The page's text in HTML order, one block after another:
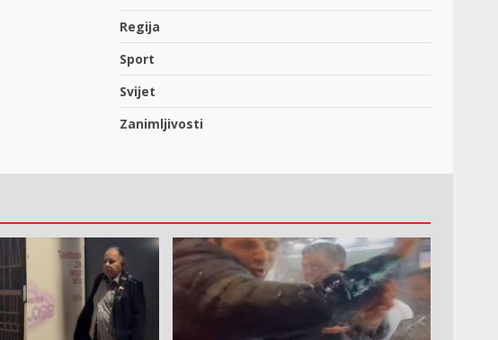
Regija
Sport
Svijet
Zanimljivosti